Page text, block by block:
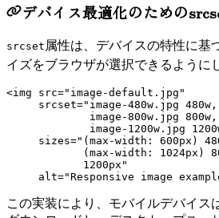
デバイス最適化のための
srcset 属性は、デバイスの特性に基
イズをブラウザが選択できるように
<img src="image-default.jpg"
     srcset="image-480w.jpg 480w,
             image-800w.jpg 800w,
image-1200w.jpg
sizes="(max-width: 600px)
(max-width: 1024px)
            1200px"
この実装により、モバイルデバイス